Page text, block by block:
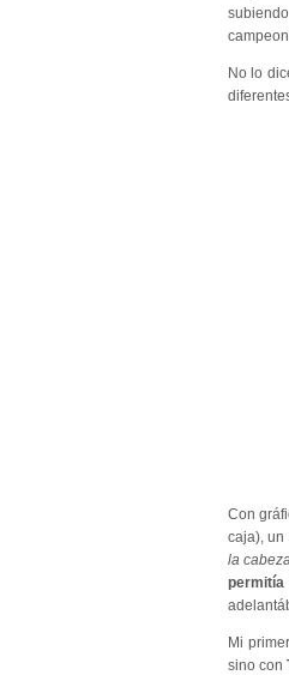
No lo
Con
caja), un
la
permitía
Mi
sino con